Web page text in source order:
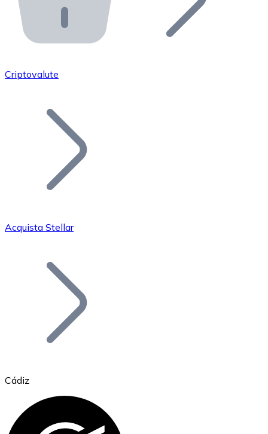
API Bitnovo
Integra la nostra API nel tuo ecosistema.
Unisciti alla nostra rete di rivenditori e
Aggiungi il token del tuo progetto al nostro servizio di
Bitcoin
Criptovalute
Acquista Stellar
Cádiz